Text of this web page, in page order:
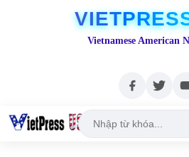
Vietnamese American